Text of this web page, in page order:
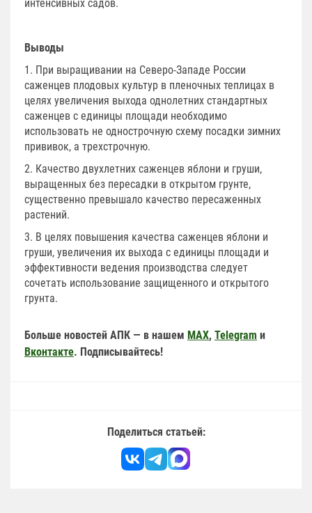
интенсивных садов.
Выводы
1. При выращивании на Северо-Западе России
саженцев плодовых культур в пленочных теплицах в
целях увеличения выхода однолетних стандартных
саженцев с единицы площади необходимо
использовать не однострочную схему посадки зимних
прививок, а трехстрочную.
2. Качество двухлетних саженцев яблони и груши,
выращенных без пересадки в открытом грунте,
существенно превышало качество пересаженных
растений.
3. В целях повышения качества саженцев яблони и
груши, увеличения их выхода с единицы площади и
эффективности ведения производства следует
сочетать использование защищенного и открытого
грунта.
Больше новостей АПК — в нашем MAX, Telegram и
Вконтакте. Подписывайтесь!
Поделиться статьей: